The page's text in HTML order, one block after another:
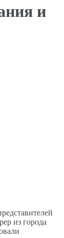
и
из города